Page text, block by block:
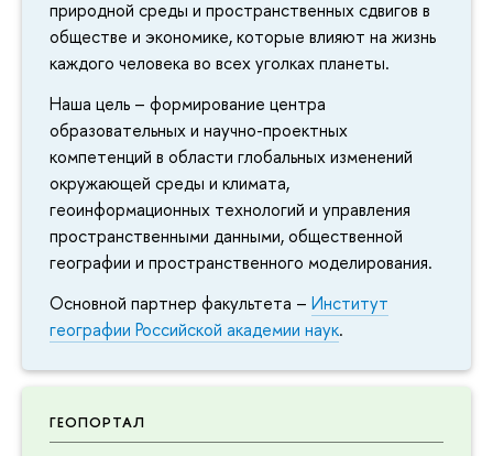
природной среды и пространственных сдвигов в
обществе и экономике, которые влияют на жизнь
каждого человека во всех уголках планеты.
Наша цель – формирование центра
образовательных и научно-проектных
компетенций в области глобальных изменений
окружающей среды и климата,
геоинформационных технологий и управления
пространственными данными, общественной
географии и пространственного моделирования.
Основной партнер факультета – Институт
географии Российской академии наук.
ГЕОПОРТАЛ